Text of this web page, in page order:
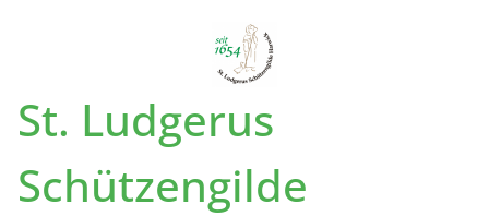
St. Ludgerus
Schützengilde